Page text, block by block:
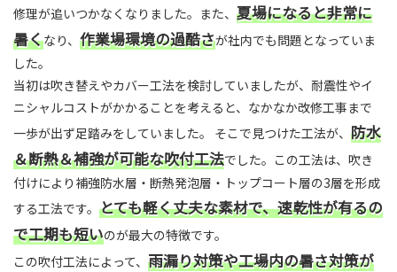
修理が追いつかなくなりました。また、 夏場になると非常に
暑くなり、 作業場環境の過酷さが社内でも問題となっていま
した。
当初は吹き替えやカバー工法を検討していましたが、耐震性やイ
ニシャルコストがかかることを考えると、なかなか改修工事まで
一歩が出ず足踏みをしていました。 そこで見つけた工法が、 防水
＆断熱＆補強が可能な吹付工法でした。この工法は、吹き
付けにより補強防水層・断熱発泡層・トップコート層の3層を形成
する工法です。 とても軽く丈夫な素材で、速乾性が有るの
で工期も短いのが最大の特徴です。
この吹付工法によって、 雨漏り対策や工場内の暑さ対策が